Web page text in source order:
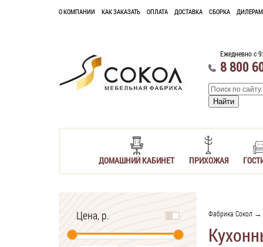
О КОМПАНИИ КАК ЗАКАЗАТЬ ОПЛАТА ДОСТАВКА СБОРКА ДИЛЕРАМ
Ежедневно с
8 800
ДОМАШНИЙ КАБИНЕТ ПРИХОЖАЯ
Цена, р. Фабрика Сокол →